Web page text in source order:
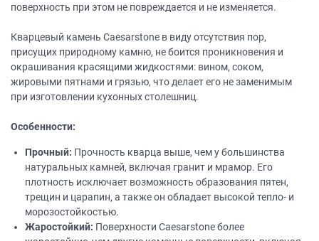
поверхность при этом не повреждается и не изменяется.
Кварцевый камень Caesarstone в виду отсутствия пор,
присущих природному камню, не боится проникновения и
окрашивания красящими жидкостями: вином, соком,
жировыми пятнами и грязью, что делает его не заменимым
при изготовлении кухонных столешниц.
Особенности:
Прочный: Прочность кварца выше, чем у большинства
натуральных камней, включая гранит и мрамор. Его
плотность исключает возможность образования пятен,
трещин и царапин, а также он обладает высокой тепло- и
морозостойкостью.
Жаростойкий: Поверхности Caesarstone более